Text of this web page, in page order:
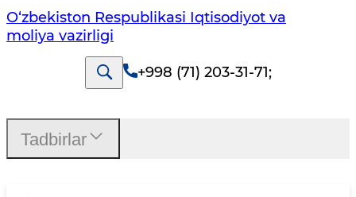
O‘zbekiston Respublikasi Iqtisodiyot va
moliya vazirligi
+998 (71) 203-31-71;
Tadbirlar